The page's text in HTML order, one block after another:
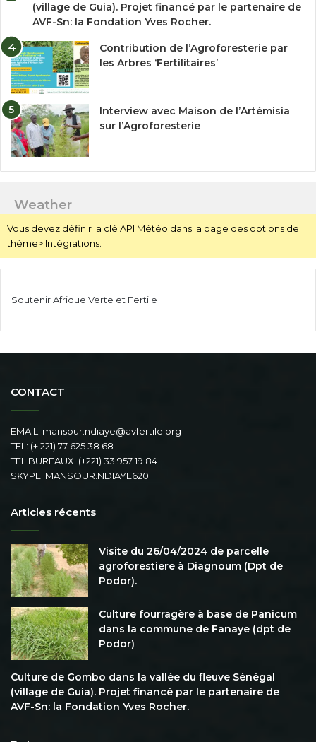
(village de Guia). Projet financé par le partenaire de
AVF-Sn: la Fondation Yves Rocher.
Contribution de l’Agroforesterie par
les Arbres ‘Fertilitaires’
Interview avec Maison de l’Artémisia
sur l’Agroforesterie
Weather
Vous devez définir la clé API Météo dans la page des options de
thème> Intégrations.
Soutenir Afrique Verte et Fertile
CONTACT
EMAIL: mansour.ndiaye@avfertile.org
TEL: (+ 221) 77 625 38 68
TEL BUREAUX: (+221) 33 957 19 84
SKYPE: MANSOUR.NDIAYE620
Articles récents
Visite du 26/04/2024 de parcelle
agroforestiere à Diagnoum (Dpt de
Podor).
Culture fourragère à base de Panicum
dans la commune de Fanaye (dpt de
Podor)
Culture de Gombo dans la vallée du fleuve Sénégal
(village de Guia). Projet financé par le partenaire de
AVF-Sn: la Fondation Yves Rocher.